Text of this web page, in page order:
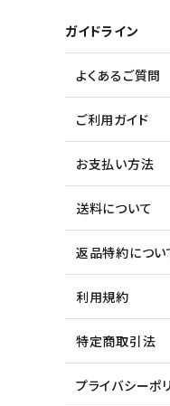
ガイドライン
よくあるご質問
ご利用ガイド
お支払い方法
送料について
返品特約につい
利用規約
特定商取引法
プライバシーポ